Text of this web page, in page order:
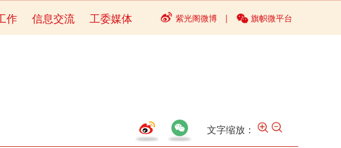
作 信息交流 工委媒体 紫光阁微博 | 旗帜微平台
文字缩放：